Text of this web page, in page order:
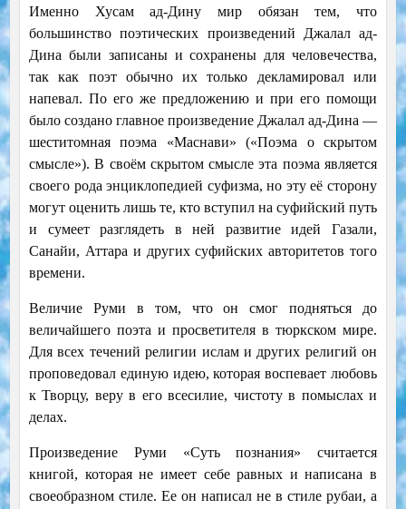
Именно Хусам ад-Дину мир обязан тем, что
большинство поэтических произведений Джалал ад-
Дина были записаны и сохранены для человечества,
так как поэт обычно их только декламировал или
напевал. По его же предложению и при его помощи
было создано главное произведение Джалал ад-Дина —
шеститомная поэма «Маснави» («Поэма о скрытом
смысле»). В своём скрытом смысле эта поэма является
своего рода энциклопедией суфизма, но эту её сторону
могут оценить лишь те, кто вступил на суфийский путь
и сумеет разглядеть в ней развитие идей Газали,
Санайи, Аттара и других суфийских авторитетов того
времени.
Величие Руми в том, что он смог подняться до
величайшего поэта и просветителя в тюркском мире.
Для всех течений религии ислам и других религий он
проповедовал единую идею, которая воспевает любовь
к Творцу, веру в его всесилие, чистоту в помыслах и
делах.
Произведение Руми «Суть познания» считается
книгой, которая не имеет себе равных и написана в
своеобразном стиле. Ее он написал не в стиле рубаи, а